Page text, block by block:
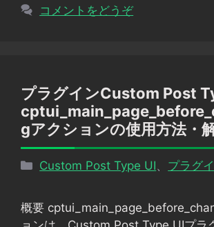
コメントをどうぞ
プラグインCustom Post
gアクションの使用方法・
カ
リ
Custom Post Type UI プラグ
概要